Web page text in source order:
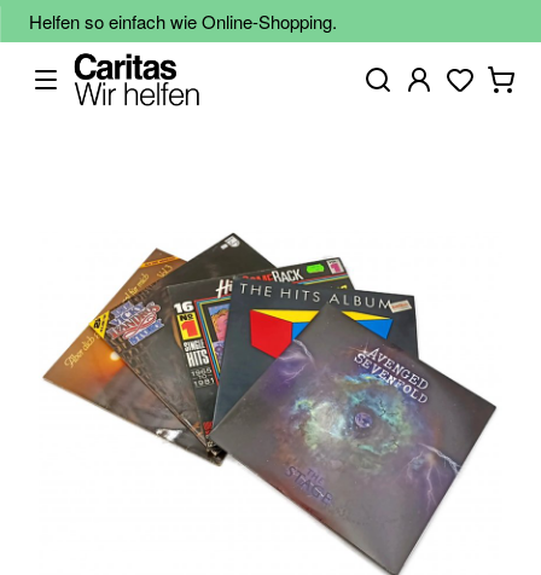
Helfen so einfach wie Online-Shopping.
Bildgalerie
springen